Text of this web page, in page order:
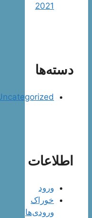
2021
دسته‌ها
Uncategorized
اطلاعات
ورود
خوراک
ورودی‌ها